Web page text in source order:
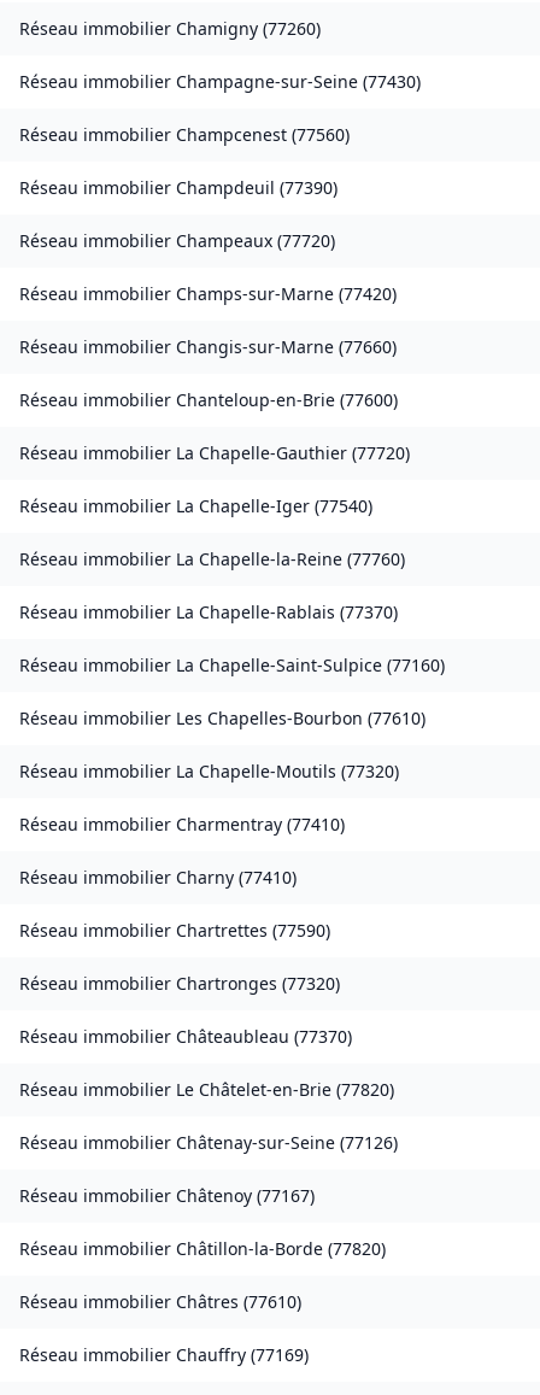
Réseau immobilier Chamigny (77260)
Réseau immobilier Champagne-sur-Seine (77430)
Réseau immobilier Champcenest (77560)
Réseau immobilier Champdeuil (77390)
Réseau immobilier Champeaux (77720)
Réseau immobilier Champs-sur-Marne (77420)
Réseau immobilier Changis-sur-Marne (77660)
Réseau immobilier Chanteloup-en-Brie (77600)
Réseau immobilier La Chapelle-Gauthier (77720)
Réseau immobilier La Chapelle-Iger (77540)
Réseau immobilier La Chapelle-la-Reine (77760)
Réseau immobilier La Chapelle-Rablais (77370)
Réseau immobilier La Chapelle-Saint-Sulpice (77160)
Réseau immobilier Les Chapelles-Bourbon (77610)
Réseau immobilier La Chapelle-Moutils (77320)
Réseau immobilier Charmentray (77410)
Réseau immobilier Charny (77410)
Réseau immobilier Chartrettes (77590)
Réseau immobilier Chartronges (77320)
Réseau immobilier Châteaubleau (77370)
Réseau immobilier Le Châtelet-en-Brie (77820)
Réseau immobilier Châtenay-sur-Seine (77126)
Réseau immobilier Châtenoy (77167)
Réseau immobilier Châtillon-la-Borde (77820)
Réseau immobilier Châtres (77610)
Réseau immobilier Chauffry (77169)